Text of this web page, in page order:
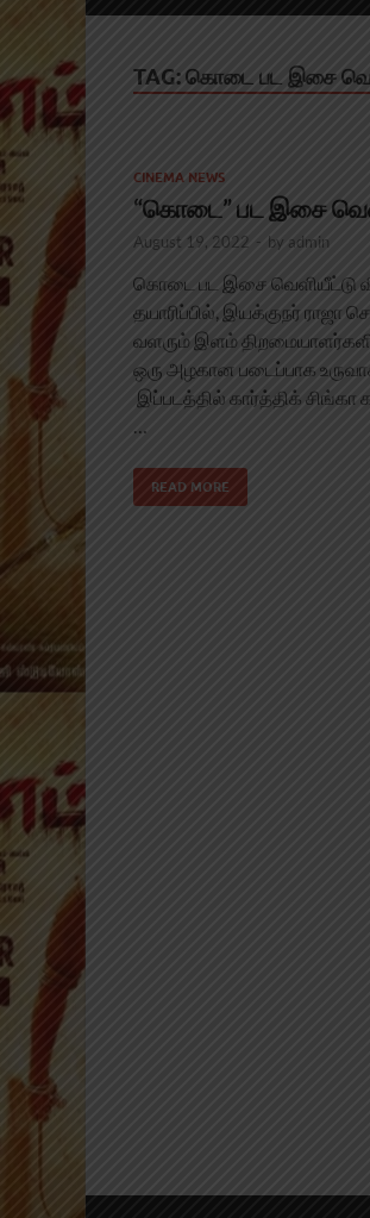
TAG:கொடை பட இசை
CINEMA NEWS
“கொடை” பட இசை
August 19, 2022 - by admin
கொடை பட இசை வெளியீட்டு
தயாரிப்பில், இயக்குநர் ராஜா
வளரும் இளம்
ஒரு அழகான படைப்பாக
இப்படத்தில் கார்த்திக் சிங்கா
READ MORE